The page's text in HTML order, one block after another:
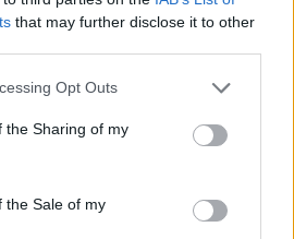
that may further disclose it to other
Opt Outs
the Sharing of my
the Sale of my
måde at finde ro, møde
være en del af et fællesskab,
af flere kendte navne fra